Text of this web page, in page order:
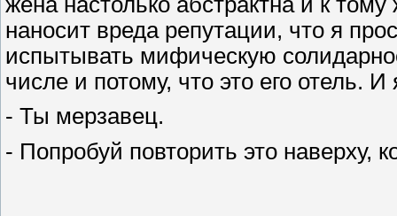
наносит вреда репутации, что я
испытывать мифическую
числе и потому, что это его отель.
- Ты мерзавец.
- Попробуй повторить это наверху,